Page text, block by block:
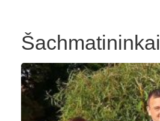
Šachmatininkai